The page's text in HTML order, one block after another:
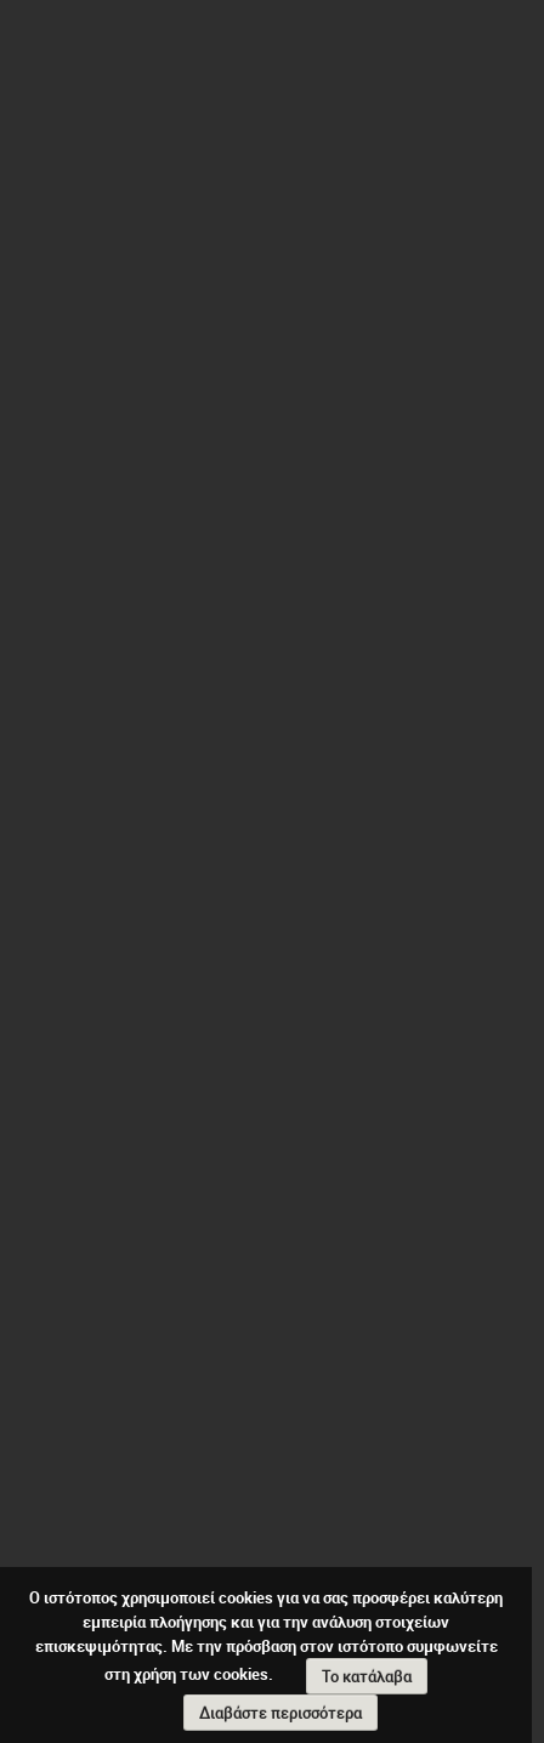
Ο ιστότοπος χρησιμοποιεί cookies για να σας προσφέρει καλύτερη
εμπειρία πλοήγησης και για την ανάλυση στοιχείων
επισκεψιμότητας. Με την πρόσβαση στον ιστότοπο συμφωνείτε
στη χρήση των cookies.
Το κατάλαβα
Διαβάστε περισσότερα